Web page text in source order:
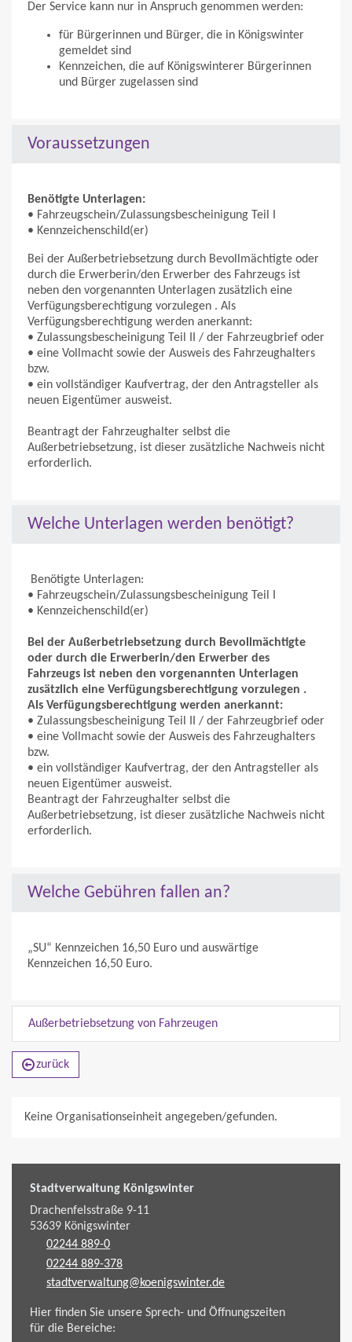
Der Service kann nur in Anspruch genommen werden:
für Bürgerinnen und Bürger, die in Königswinter
gemeldet sind
Kennzeichen, die auf Königswinterer Bürgerinnen
und Bürger zugelassen sind
Voraussetzungen
Benötigte Unterlagen:
• Fahrzeugschein/Zulassungsbescheinigung Teil I
• Kennzeichenschild(er)
Bei der Außerbetriebsetzung durch Bevollmächtigte oder
durch die Erwerberin/den Erwerber des Fahrzeugs ist
neben den vorgenannten Unterlagen zusätzlich eine
Verfügungsberechtigung vorzulegen . Als
Verfügungsberechtigung werden anerkannt:
• Zulassungsbescheinigung Teil II / der Fahrzeugbrief oder
• eine Vollmacht sowie der Ausweis des Fahrzeughalters
bzw.
• ein vollständiger Kaufvertrag, der den Antragsteller als
neuen Eigentümer ausweist.
Beantragt der Fahrzeughalter selbst die
Außerbetriebsetzung, ist dieser zusätzliche Nachweis nicht
erforderlich.
Welche Unterlagen werden benötigt?
Benötigte Unterlagen:
• Fahrzeugschein/Zulassungsbescheinigung Teil I
• Kennzeichenschild(er)
Bei der Außerbetriebsetzung durch Bevollmächtigte
oder durch die Erwerberin/den Erwerber des
Fahrzeugs ist neben den vorgenannten Unterlagen
zusätzlich eine Verfügungsberechtigung vorzulegen .
Als Verfügungsberechtigung werden anerkannt:
• Zulassungsbescheinigung Teil II / der Fahrzeugbrief oder
• eine Vollmacht sowie der Ausweis des Fahrzeughalters
bzw.
• ein vollständiger Kaufvertrag, der den Antragsteller als
neuen Eigentümer ausweist.
Beantragt der Fahrzeughalter selbst die
Außerbetriebsetzung, ist dieser zusätzliche Nachweis nicht
erforderlich.
Welche Gebühren fallen an?
„SU“ Kennzeichen 16,50 Euro und auswärtige
Kennzeichen 16,50 Euro.
Außerbetriebsetzung von Fahrzeugen
zurück
Keine Organisationseinheit angegeben/gefunden.
Stadtverwaltung Königswinter
Drachenfelsstraße 9-11
53639Königswinter
02244 889-0
02244 889-378
stadtverwaltung@koenigswinter.de
Hier finden Sie unsere Sprech- und Öffnungszeiten
für die Bereiche: